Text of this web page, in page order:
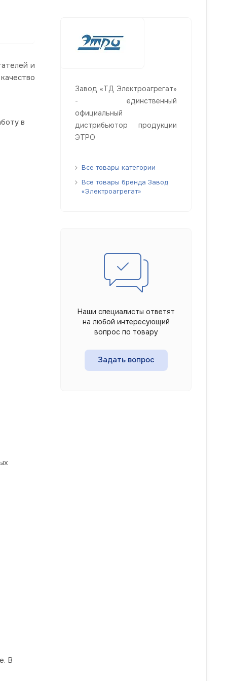
и
в
В
Завод «ТД Электроагрегат»
- единственный
официальный
дистрибьютор продукции
ЭТРО
Все товары категории
Все товары бренда Завод
«Электроагрегат»
Наши специалисты ответят
на любой интересующий
вопрос по товару
Задать вопрос